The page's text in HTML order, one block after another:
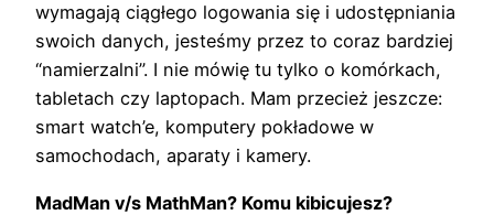
wymagają ciągłego logowania się i udostępniania
swoich danych, jesteśmy przez to coraz bardziej
“namierzalni”. I nie mówię tu tylko o komórkach,
tabletach czy laptopach. Mam przecież jeszcze:
smart watch’e, komputery pokładowe w
samochodach, aparaty i kamery.
MadMan v/s MathMan? Komu kibicujesz?